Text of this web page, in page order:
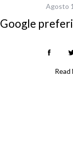
Agosto
Google
Read